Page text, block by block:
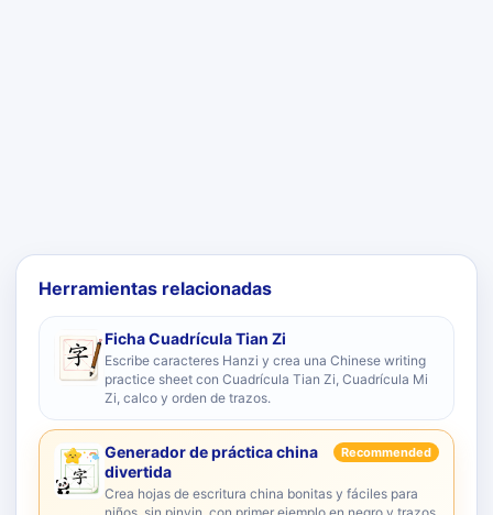
Herramientas relacionadas
Ficha Cuadrícula Tian Zi
Escribe caracteres Hanzi y crea una Chinese writing
practice sheet con Cuadrícula Tian Zi, Cuadrícula Mi
Zi, calco y orden de trazos.
Generador de práctica china
divertida
Recommended
Crea hojas de escritura china bonitas y fáciles para